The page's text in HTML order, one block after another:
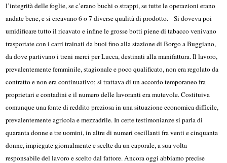
l’integrità delle foglie, se c’erano buchi o strappi, se tutte le operazioni erano
andate bene, e si creavano 6 o 7 diverse qualità di prodotto. Si doveva poi
umidificare tutto il ricavato e infine le grosse botti piene di tabacco venivano
trasportate con i carri trainati da buoi fino alla stazione di Borgo a Buggiano,
da dove partivano i treni merci per Lucca, destinati alla manifattura. Il lavoro,
prevalentemente femminile, stagionale e poco qualificato, non era regolato da
contratto e non era continuativo; si trattava di un accordo temporaneo fra
proprietari e contadini e il numero delle lavoranti era mutevole. Costituiva
comunque una fonte di reddito preziosa in una situazione economica difficile,
prevalentemente agricola e mezzadrile. In certe testimonianze si parla di
quaranta donne e tre uomini, in altre di numeri oscillanti fra venti e cinquanta
donne, impiegate giornalmente e scelte da un caporale, a sua volta
responsabile del lavoro e scelto dal fattore. Ancora oggi abbiamo precise